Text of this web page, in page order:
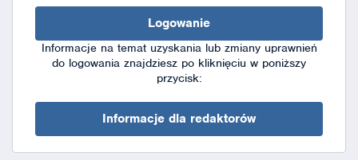
Logowanie
Informacje na temat uzyskania lub zmiany uprawnień
do logowania znajdziesz po kliknięciu w poniższy
przycisk:
Informacje dla redaktorów